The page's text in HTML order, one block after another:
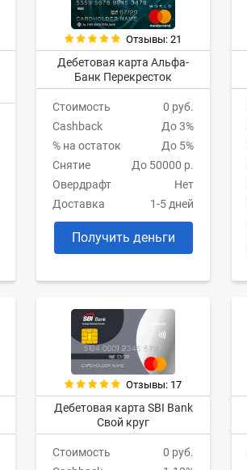
Отзывы: 21
Дебетовая карта Альфа-
Банк Перекресток
Стоимость
0 руб.
Cashback
До 3%
% на остаток
До 5%
Снятие
До 50000 р.
Овердрафт
Нет
Доставка
1-5 дней
Получить деньги
Отзывы: 17
Дебетовая карта SBI Bank
Свой круг
Стоимость
0 руб.